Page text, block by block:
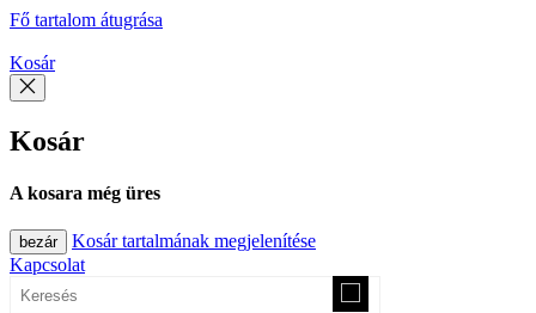
Fő tartalom átugrása
Kosár
Kosár
A kosara még üres
bezár
Kosár tartalmának megjelenítése
Kapcsolat